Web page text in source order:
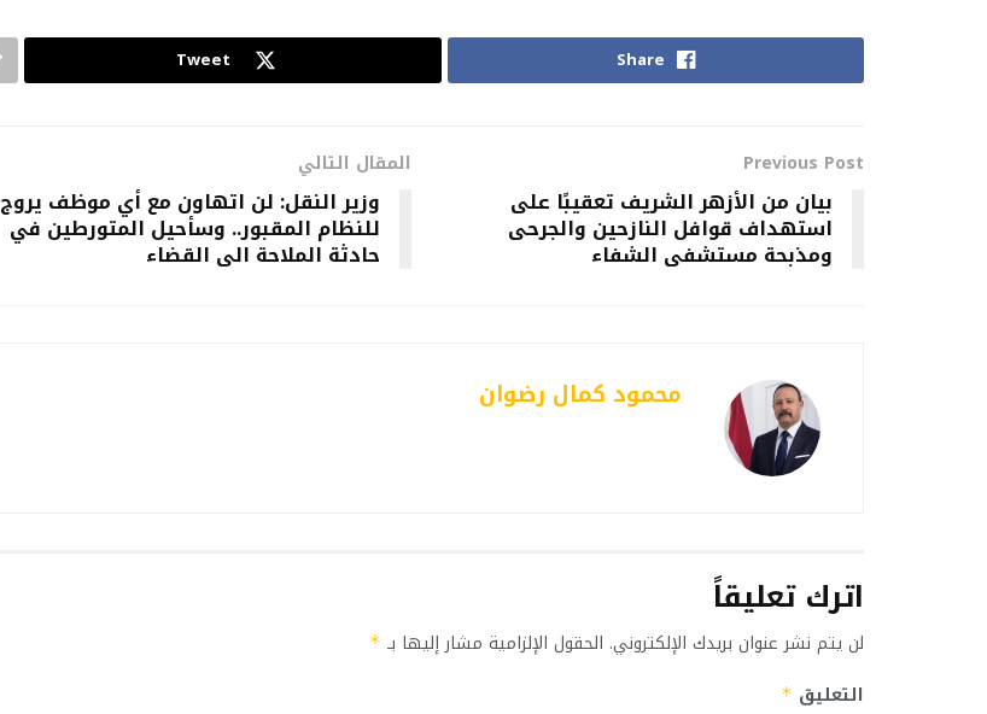
Share
Tweet
Previous Post
بيان من الأزهر الشريف تعقيبًا على
استهداف قوافل النازحين والجرحى
ومذبحة مستشفى الشفاء
المقال التالي
وزير النقل: لن اتهاون مع أي موظف يروج
للنظام المقبور.. وسأحيل المتورطين في
حادثة الملاحة الى القضاء
محمود كمال رضوان
اترك تعليقاً
لن يتم نشر عنوان بريدك الإلكتروني. الحقول الإلزامية مشار إليها بـ *
التعليق *